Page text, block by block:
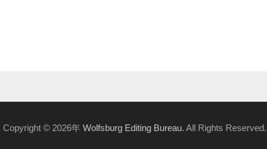
Copyright © 2026年 Wolfsburg Editing Bureau. All Rights Reserved.